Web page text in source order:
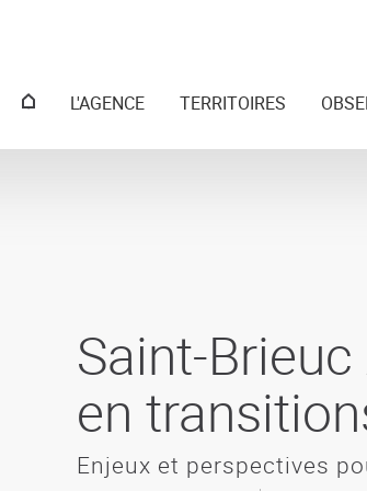
MenuL'AGENCE TERRITOIRES
Saint-
en
Enjeux et perspectives